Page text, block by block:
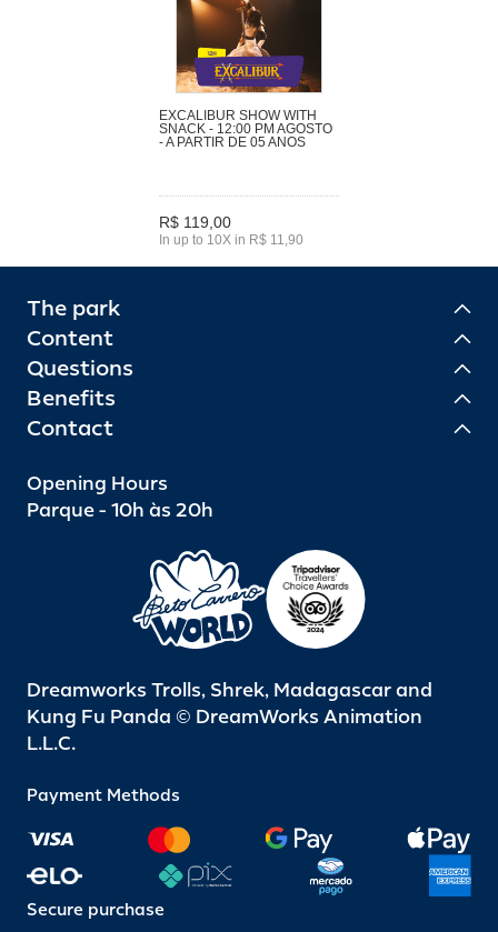
EXCALIBUR SHOW WITH
SNACK - 12:00 PM AGOSTO
- A PARTIR DE 05 ANOS
R$ 119,00
In up to 10X in R$ 11,90
The park
Content
Questions
Benefits
Contact
Opening Hours
Parque - 10h às 20h
Dreamworks Trolls, Shrek, Madagascar and
Kung Fu Panda © DreamWorks Animation
L.L.C.
Payment Methods
Secure purchase